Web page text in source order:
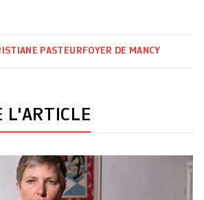
PASTEUR FOYER DE MANCY
L'ARTICLE